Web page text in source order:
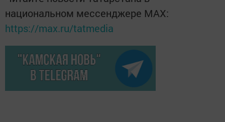
национальном мессенджере MАХ:
https://max.ru/tatmedia